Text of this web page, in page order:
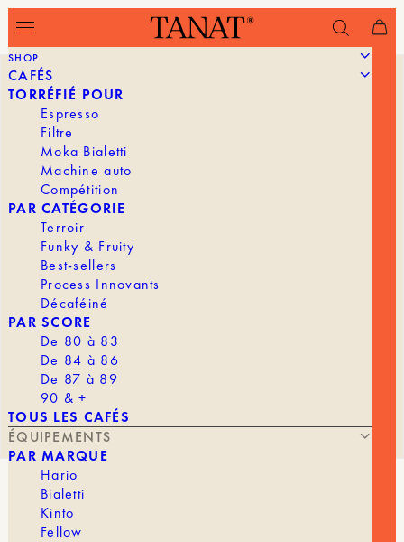
SHOP
CAFÉS
TORRÉFIÉ POUR
Espresso
Filtre
Moka Bialetti
Machine auto
Compétition
PAR CATÉGORIE
Terroir
Funky & Fruity
Best-sellers
Process Innovants
Décaféiné
PAR SCORE
De 80 à 83
De 84 à 86
De 87 à 89
90 & +
TOUS LES CAFÉS
ÉQUIPEMENTS
PAR MARQUE
Hario
Bialetti
Kinto
Fellow
A68 – MOULIN ÉLECTRIQUE